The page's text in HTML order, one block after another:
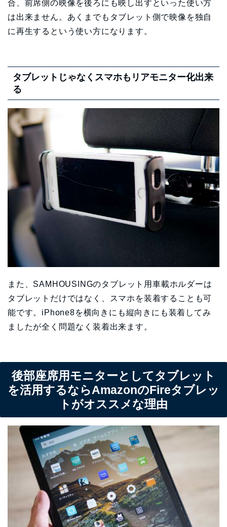
合、前席側の映像を後ろにも映し出すといった使い方
は出来ません。あくまでもタブレット側で映像を独自
に再生するという使い方になります。
タブレットじゃなくスマホもリアモニター化出来
る
また、SAMHOUSINGのタブレット用車載ホルダーは
タブレットだけではなく、スマホを装着することも可
能です。iPhone8を横向きにも縦向きにも装着してみ
ましたが全く問題なく装着出来ます。
後部座席用モニターとしてタブレット
を活用するならAmazonのFireタブレッ
トがオススメな理由